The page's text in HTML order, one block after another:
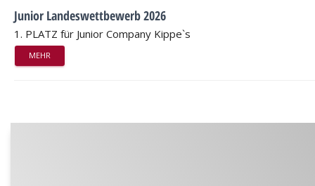
Junior Landeswettbewerb 2026
1. PLATZ für Junior Company Kippe`s
MEHR